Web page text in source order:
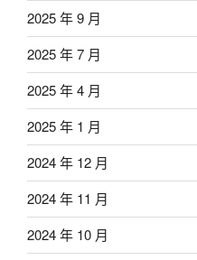
2025 年 9 月
2025 年 7 月
2025 年 4 月
2025 年 1 月
2024 年 12 月
2024 年 11 月
2024 年 10 月